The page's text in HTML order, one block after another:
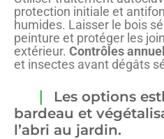
protection initiale et
humides. Laisser le bois
peinture et protéger les
extérieur. Contrôles
et insectes avant dégâts
Les options
bardeau et
l’abri au jardin.